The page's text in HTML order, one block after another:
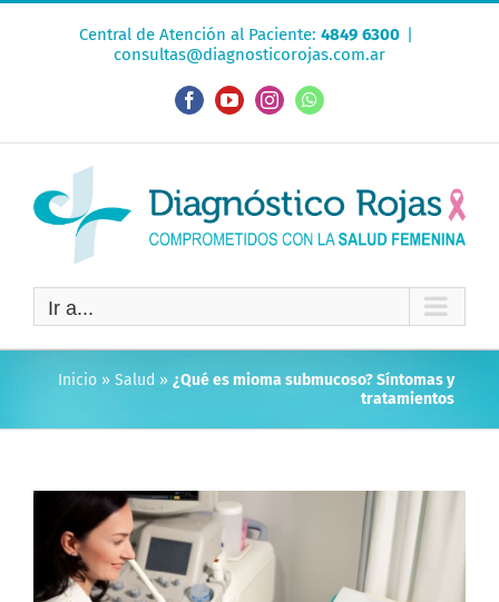
Central de Atención al Paciente: 4849 6300 |
consultas@diagnosticorojas.com.ar
FacebookYouTubeInstagramWhatsApp
Ir a...
Inicio » Salud » ¿Qué es mioma submucoso? Síntomas y
tratamientos